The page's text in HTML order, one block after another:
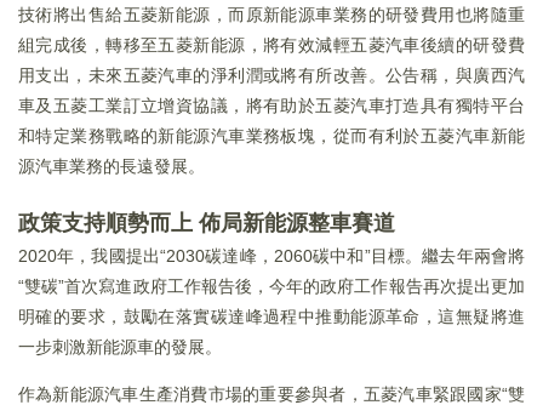
技術將出售給五菱新能源，而原新能源車業務的研發費用也將隨重
組完成後，轉移至五菱新能源，將有效減輕五菱汽車後續的研發費
用支出，未來五菱汽車的淨利潤或將有所改善。公告稱，與廣西汽
車及五菱工業訂立增資協議，將有助於五菱汽車打造具有獨特平台
和特定業務戰略的新能源汽車業務板塊，從而有利於五菱汽車新能
源汽車業務的長遠發展。
政策支持順勢而上 佈局新能源整車賽道
2020年，我國提出“2030碳達峰，2060碳中和”目標。繼去年兩會將
“雙碳”首次寫進政府工作報告後，今年的政府工作報告再次提出更加
明確的要求，鼓勵在落實碳達峰過程中推動能源革命，這無疑將進
一步刺激新能源車的發展。
作為新能源汽車生產消費市場的重要參與者，五菱汽車緊跟國家“雙